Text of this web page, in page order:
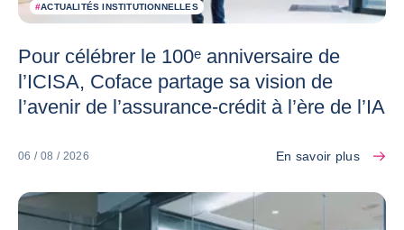
#ACTUALITÉS INSTITUTIONNELLES
Pour célébrer le 100ᵉ anniversaire de
l’ICISA, Coface partage sa vision de
l’avenir de l’assurance-crédit à l’ère de l’IA
06 / 08 / 2026 En savoir plus